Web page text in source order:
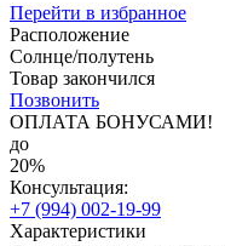
Перейти в избранное
Расположение
Солнце/полутень
Товар закончился
Позвонить
ОПЛАТА БОНУСАМИ!
до
20%
Консультация:
+7 (994) 002-19-99
Характеристики